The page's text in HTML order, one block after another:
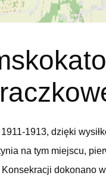
1913, dzięki
na tym miejscu,
dokonano